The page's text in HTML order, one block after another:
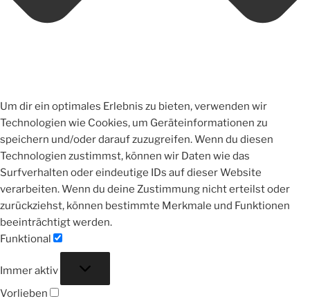
Um dir ein optimales Erlebnis zu bieten, verwenden wir
Technologien wie Cookies, um Geräteinformationen zu
speichern und/oder darauf zuzugreifen. Wenn du diesen
Technologien zustimmst, können wir Daten wie das
Surfverhalten oder eindeutige IDs auf dieser Website
verarbeiten. Wenn du deine Zustimmung nicht erteilst oder
zurückziehst, können bestimmte Merkmale und Funktionen
beeinträchtigt werden.
Funktional
Immer aktiv
Vorlieben